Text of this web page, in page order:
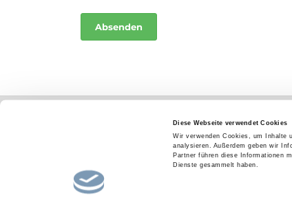
Diese Webseite verwendet Cookies
Wir verwenden Cookies, um Inhalte
analysieren. Außerdem geben wir
Partner führen diese Informationen
Dienste gesammelt haben.